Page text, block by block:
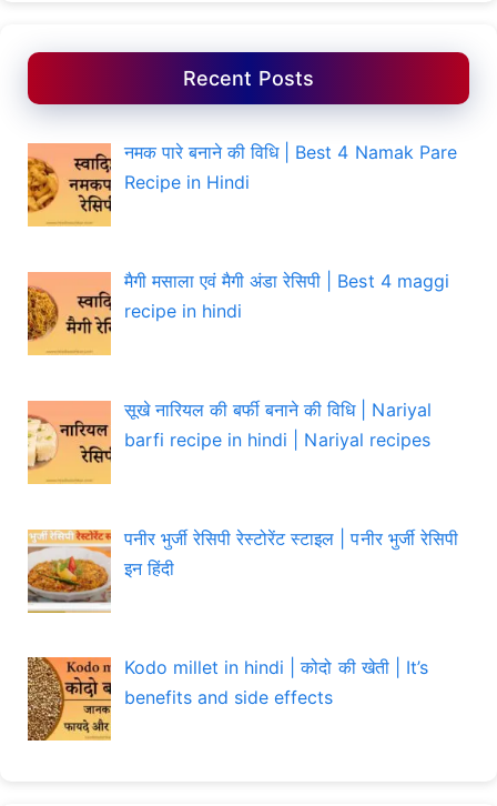
Recent Posts
नमक पारे बनाने की विधि | Best 4 Namak Pare
Recipe in Hindi
मैगी मसाला एवं मैगी अंडा रेसिपी | Best 4 maggi
recipe in hindi
सूखे नारियल की बर्फी बनाने की विधि | Nariyal
barfi recipe in hindi | Nariyal recipes
पनीर भुर्जी रेसिपी रेस्टोरेंट स्टाइल | पनीर भुर्जी रेसिपी
इन हिंदी
Kodo millet in hindi | कोदो की खेती | It’s
benefits and side effects